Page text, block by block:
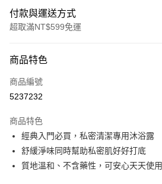
付款與運送方式
超取滿NT$599免運
信用卡一次付款
超商取貨付款
Apple Pay
街口支付
商品特色
商品編號
5237232
商品特色
經典入門必買，私密清潔專用沐浴露
舒緩淨味同時幫助私密肌好好打底
質地溫和、不含藥性，可安心天天使用